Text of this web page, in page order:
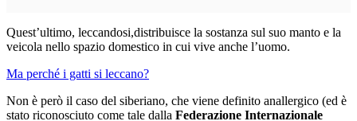
Quest’ultimo, leccandosi,distribuisce la sostanza sul suo manto e la
veicola nello spazio domestico in cui vive anche l’uomo.
Ma perché i gatti si leccano?
Non è però il caso del siberiano, che viene definito anallergico (ed è
stato riconosciuto come tale dalla Federazione Internazionale